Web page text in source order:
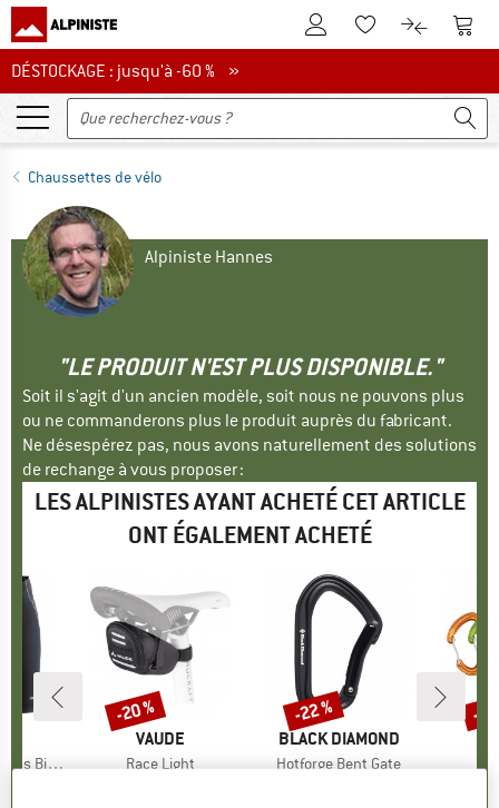
Vers le compte client
Vers la liste
Vers le
DÉSTOCKAGE : jusqu'à -60 %
DÉSTOCKAGE : jusqu'à -60 % »
Chaussettes de vélo
Alpiniste Hannes
"LE PRODUIT N'EST PLUS DISPONIBLE."
Soit il s'agit d'un ancien modèle, soit nous ne pouvons plus
ou ne commanderons plus le produit auprès du fabricant.
Ne désespérez pas, nous avons naturellement des solutions
de rechange à vous proposer :
LES ALPINISTES AYANT ACHETÉ CET ARTICLE
ONT ÉGALEMENT ACHETÉ
Shorts
MARQUE
VAUDE
Article
Race Light
Remise
-20 %
MARQUE
BLACK DIAMOND
Article
Hotforge Bent Gate
Remise
-22 % -